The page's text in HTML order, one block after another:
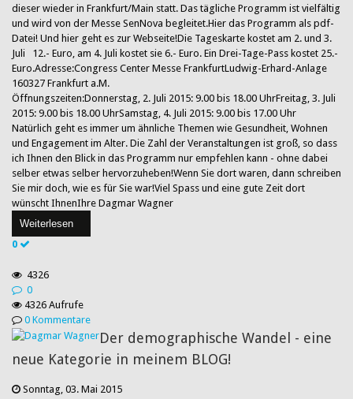
dieser wieder in Frankfurt/Main statt. Das tägliche Programm ist vielfältig
und wird von der Messe SenNova begleitet.Hier das Programm als pdf-
Datei! Und hier geht es zur Webseite!Die Tageskarte kostet am 2. und 3.
Juli 12.- Euro, am 4. Juli kostet sie 6.- Euro. Ein Drei-Tage-Pass kostet 25.-
Euro.Adresse:Congress Center Messe FrankfurtLudwig-Erhard-Anlage
160327 Frankfurt a.M.
Öffnungszeiten:Donnerstag, 2. Juli 2015: 9.00 bis 18.00 UhrFreitag, 3. Juli
2015: 9.00 bis 18.00 UhrSamstag, 4. Juli 2015: 9.00 bis 17.00 Uhr
Natürlich geht es immer um ähnliche Themen wie Gesundheit, Wohnen
und Engagement im Alter. Die Zahl der Veranstaltungen ist groß, so dass
ich Ihnen den Blick in das Programm nur empfehlen kann - ohne dabei
selber etwas selber hervorzuheben!Wenn Sie dort waren, dann schreiben
Sie mir doch, wie es für Sie war!Viel Spass und eine gute Zeit dort
wünscht IhnenIhre Dagmar Wagner
Weiterlesen
0
4326
0
4326 Aufrufe
0 Kommentare
Der demographische Wandel - eine
neue Kategorie in meinem BLOG!
Sonntag, 03. Mai 2015